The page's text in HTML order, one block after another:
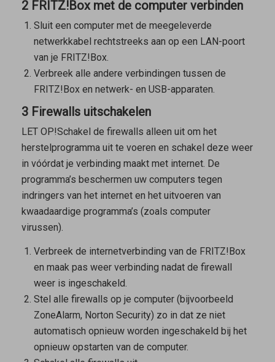
2 FRITZ!Box met de computer verbinden
Sluit een computer met de meegeleverde
netwerkkabel rechtstreeks aan op een LAN-poort
van je FRITZ!Box.
Verbreek alle andere verbindingen tussen de
FRITZ!Box en netwerk- en USB-apparaten.
3 Firewalls uitschakelen
LET OP!Schakel de firewalls alleen uit om het
herstelprogramma uit te voeren en schakel deze weer
in vóórdat je verbinding maakt met internet. De
programma’s beschermen uw computers tegen
indringers van het internet en het uitvoeren van
kwaadaardige programma’s (zoals computer
virussen).
Verbreek de internetverbinding van de FRITZ!Box
en maak pas weer verbinding nadat de firewall
weer is ingeschakeld.
Stel alle firewalls op je computer (bijvoorbeeld
ZoneAlarm, Norton Security) zo in dat ze niet
automatisch opnieuw worden ingeschakeld bij het
opnieuw opstarten van de computer.